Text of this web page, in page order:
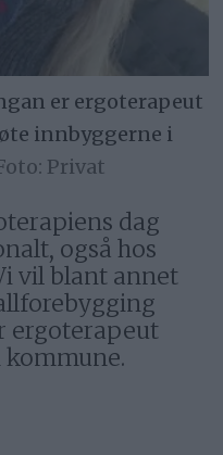
er ergoterapeut
innbyggerne i
Privat
dag
også hos
vil blant annet
ergoterapeut